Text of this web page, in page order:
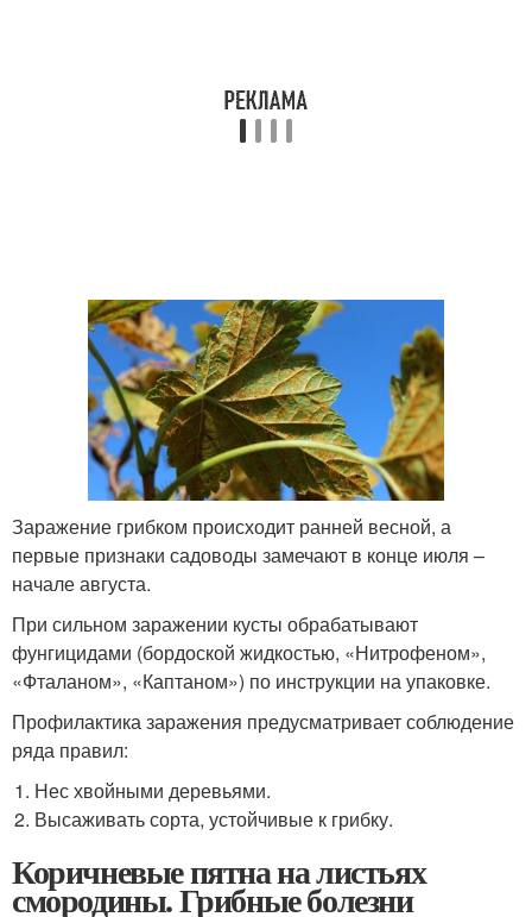
Заражение грибком происходит ранней весной, а
первые признаки садоводы замечают в конце июля –
начале августа.
При сильном заражении кусты обрабатывают
фунгицидами (бордоской жидкостью, «Нитрофеном»,
«Фталаном», «Каптаном») по инструкции на упаковке.
Профилактика заражения предусматривает соблюдение
ряда правил:
Нес хвойными деревьями.
Высаживать сорта, устойчивые к грибку.
Коричневые пятна на листьях
смородины. Грибные болезни